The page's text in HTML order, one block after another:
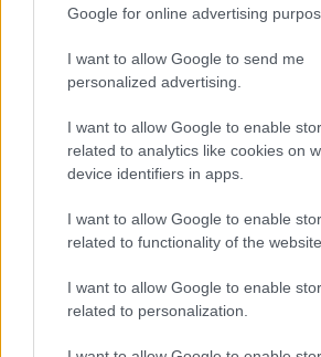
Google for online advertising
I want to allow Google to send me
personalized advertising.
I want to allow Google to enable
related to analytics like cookies on
device identifiers in apps.
I want to allow Google to enable
related to functionality of the
I want to allow Google to enable
related to personalization.
Πονοκέφαλος: Νευρολόγος
προειδοποιεί για ένα
προκαλεί